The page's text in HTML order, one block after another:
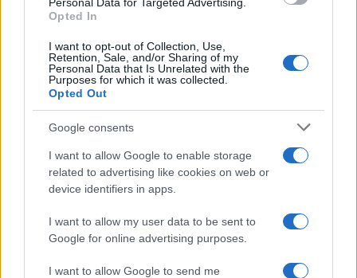
Opted In
I want to opt-out of Collection, Use,
Retention, Sale, and/or Sharing of my
Personal Data that Is Unrelated with the
Purposes for which it was collected.
Opted Out
Google consents
I want to allow Google to enable storage
related to advertising like cookies on web or
device identifiers in apps.
I want to allow my user data to be sent to
Google for online advertising purposes.
I want to allow Google to send me
sintomi e prevenire le reazioni gravi
Camilla Fiore · 7 Ago 2026
LIFESTYLE